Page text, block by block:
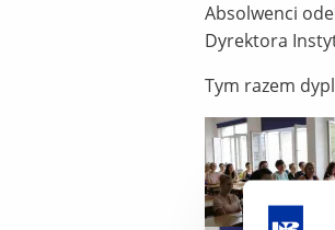
Absolwenci
Dyrektora
Tym razem